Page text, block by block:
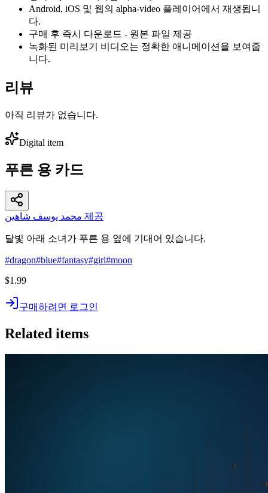
Android, iOS 및 웹의 alpha-video 플레이어에서 재생됩니
다.
구매 후 즉시 다운로드 - 원본 파일 제공
녹화된 미리보기 비디오는 정확한 애니메이션을 보여줍
니다.
리뷰
아직 리뷰가 없습니다.
Digital item
푸른 용 카드
محمد يوسف شاهين 제공
달빛 아래 소녀가 푸른 용 옆에 기대어 있습니다.
#dragon#blue#fantasy#girl#moon
$1.99
구매하려면 로그인
Related items